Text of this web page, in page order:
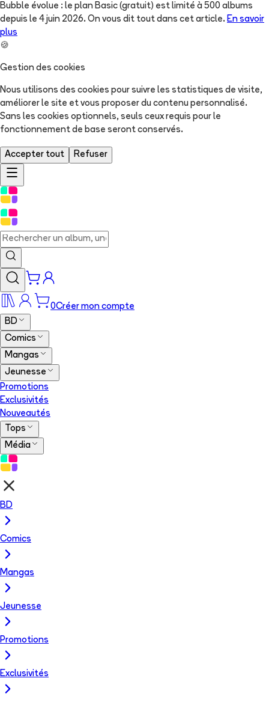
Bubble évolue : le plan Basic (gratuit) est limité à 500 albums
depuis le 4 juin 2026. On vous dit tout dans cet article. En savoir
plus
🍪
Gestion des cookies
Nous utilisons des cookies pour suivre les statistiques de visite,
améliorer le site et vous proposer du contenu personnalisé.
Sans les cookies optionnels, seuls ceux requis pour le
fonctionnement de base seront conservés.
Accepter tout Refuser
0Créer mon compte
BD
Comics
Mangas
Jeunesse
Promotions
Exclusivités
Nouveautés
Tops
Média
BD
Comics
Mangas
Jeunesse
Promotions
Exclusivités